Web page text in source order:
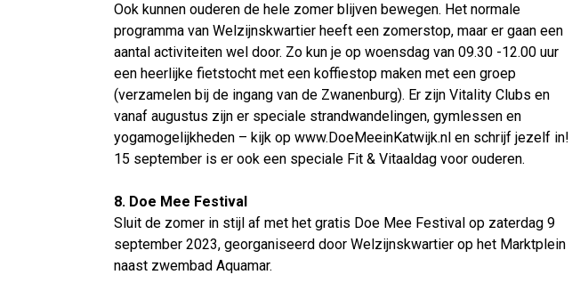
Ook kunnen ouderen de hele zomer blijven bewegen. Het normale
programma van Welzijnskwartier heeft een zomerstop, maar er gaan een
aantal activiteiten wel door. Zo kun je op woensdag van 09.30 -12.00 uur
een heerlijke fietstocht met een koffiestop maken met een groep
(verzamelen bij de ingang van de Zwanenburg). Er zijn Vitality Clubs en
vanaf augustus zijn er speciale strandwandelingen, gymlessen en
yogamogelijkheden – kijk op www.DoeMeeinKatwijk.nl en schrijf jezelf in!
15 september is er ook een speciale Fit & Vitaaldag voor ouderen.
8. Doe Mee Festival
Sluit de zomer in stijl af met het gratis Doe Mee Festival op zaterdag 9
september 2023, georganiseerd door Welzijnskwartier op het Marktplein
naast zwembad Aquamar.